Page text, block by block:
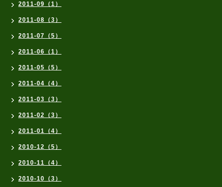
2011-09（1）
2011-08（3）
2011-07（5）
2011-06（1）
2011-05（5）
2011-04（4）
2011-03（3）
2011-02（3）
2011-01（4）
2010-12（5）
2010-11（4）
2010-10（3）